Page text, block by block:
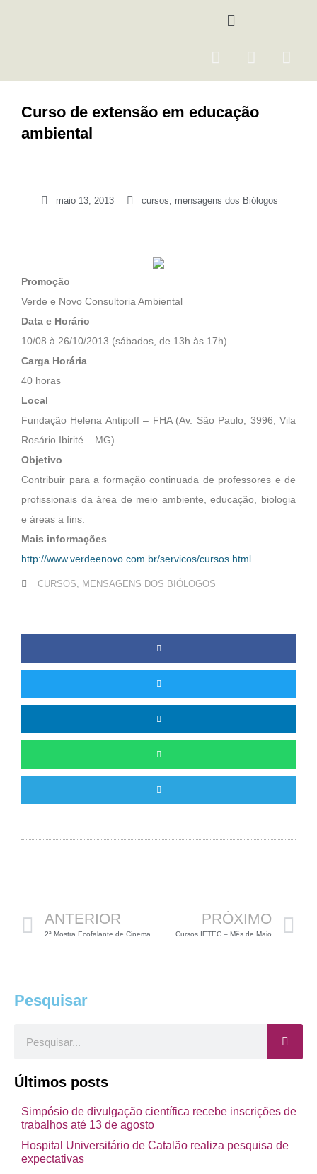
Menu
F
e
b
I
t
a
m
Y
Curso de extensão em educação
ambiental
maio 13, 2013 cursos, mensagens dos Biólogos
Promoção
Verde e Novo Consultoria Ambiental
Data e Horário
10/08 à 26/10/2013 (sábados, de 13h às 17h)
Carga Horária
40 horas
Local
Fundação Helena Antipoff – FHA (Av. São Paulo, 3996, Vila
Rosário Ibirité – MG)
Objetivo
Contribuir para a formação continuada de professores e de
profissionais da área de meio ambiente, educação, biologia
e áreas a fins.
Mais informações
http://www.verdeenovo.com.br/servicos/cursos.html
CURSOS, MENSAGENS DOS BIÓLOGOS
ANTERIOR
2ª Mostra Ecofalante de Cinema Ambiental
PRÓXIMO
Cursos IETEC – Mês de Maio
Pesquisar
Últimos posts
Simpósio de divulgação científica recebe inscrições de
trabalhos até 13 de agosto
Hospital Universitário de Catalão realiza pesquisa de
expectativas